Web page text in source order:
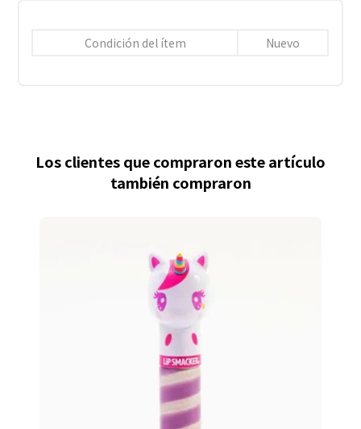
Condición del ítem Nuevo
Los clientes que compraron este artículo
también compraron